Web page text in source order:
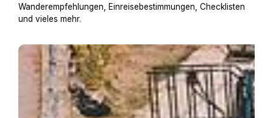
Wanderempfehlungen, Einreisebestimmungen, Checklisten
und vieles mehr.
Hausboot mit Hund